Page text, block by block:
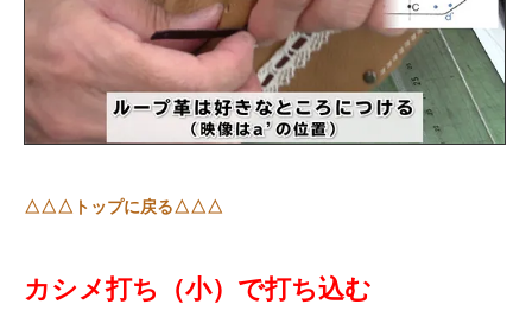
△△△トップに戻る△△△
カシメ打ち（小）で打ち込む